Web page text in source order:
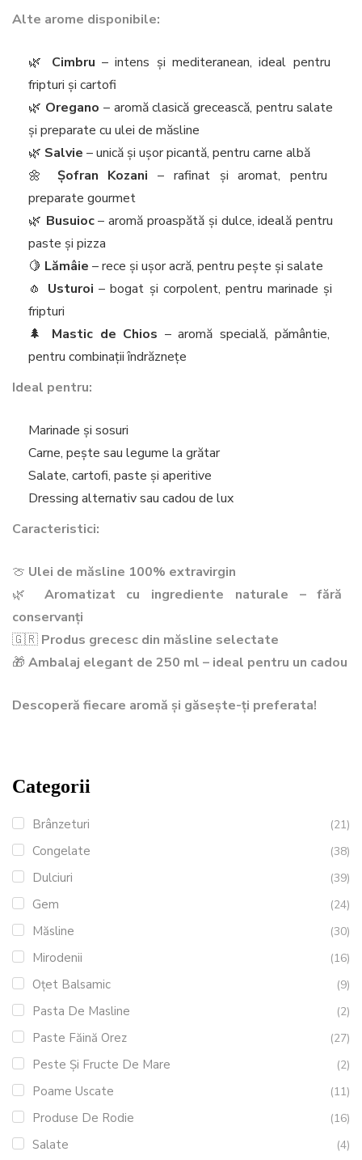
Categorii
Brânzeturi (21)
Congelate (38)
Dulciuri (39)
Gem (24)
Măsline (30)
Mirodenii (16)
Oțet Balsamic (9)
Pasta De Masline (2)
Paste Făină Orez (27)
Peste Și Fructe De Mare (2)
Poame Uscate (11)
Produse De Rodie (16)
Salate (4)
Alte arome disponibile:
🌿 Cimbru – intens și mediteranean, ideal pentru
fripturi și cartofi
🌿 Oregano – aromă clasică grecească, pentru salate
și preparate cu ulei de măsline
🌿 Salvie – unică și ușor picantă, pentru carne albă
🌼 Șofran Kozani – rafinat și aromat, pentru
preparate gourmet
🌿 Busuioc– aromă proaspătă și dulce, ideală pentru
paste și pizza
🍋 Lămâie – rece și ușor acră, pentru pește și salate
🧄 Usturoi – bogat și corpolent, pentru marinade și
fripturi
🌲 Mastic de Chios – aromă specială, pământie,
pentru combinații îndrăznețe
Ideal pentru:
Marinade și sosuri
Carne, pește sau legume la grătar
Salate, cartofi, paste și aperitive
Dressing alternativ sau cadou de lux
Caracteristici:
🍈 Ulei de măsline 100% extravirgin
🌿 Aromatizat cu ingrediente naturale – fără
conservanți
🇬🇷 Produs grecesc din măsline selectate
🎁 Ambalaj elegant de 250 ml – ideal pentru un cadou
Descoperă fiecare aromă și găsește-ți preferata!